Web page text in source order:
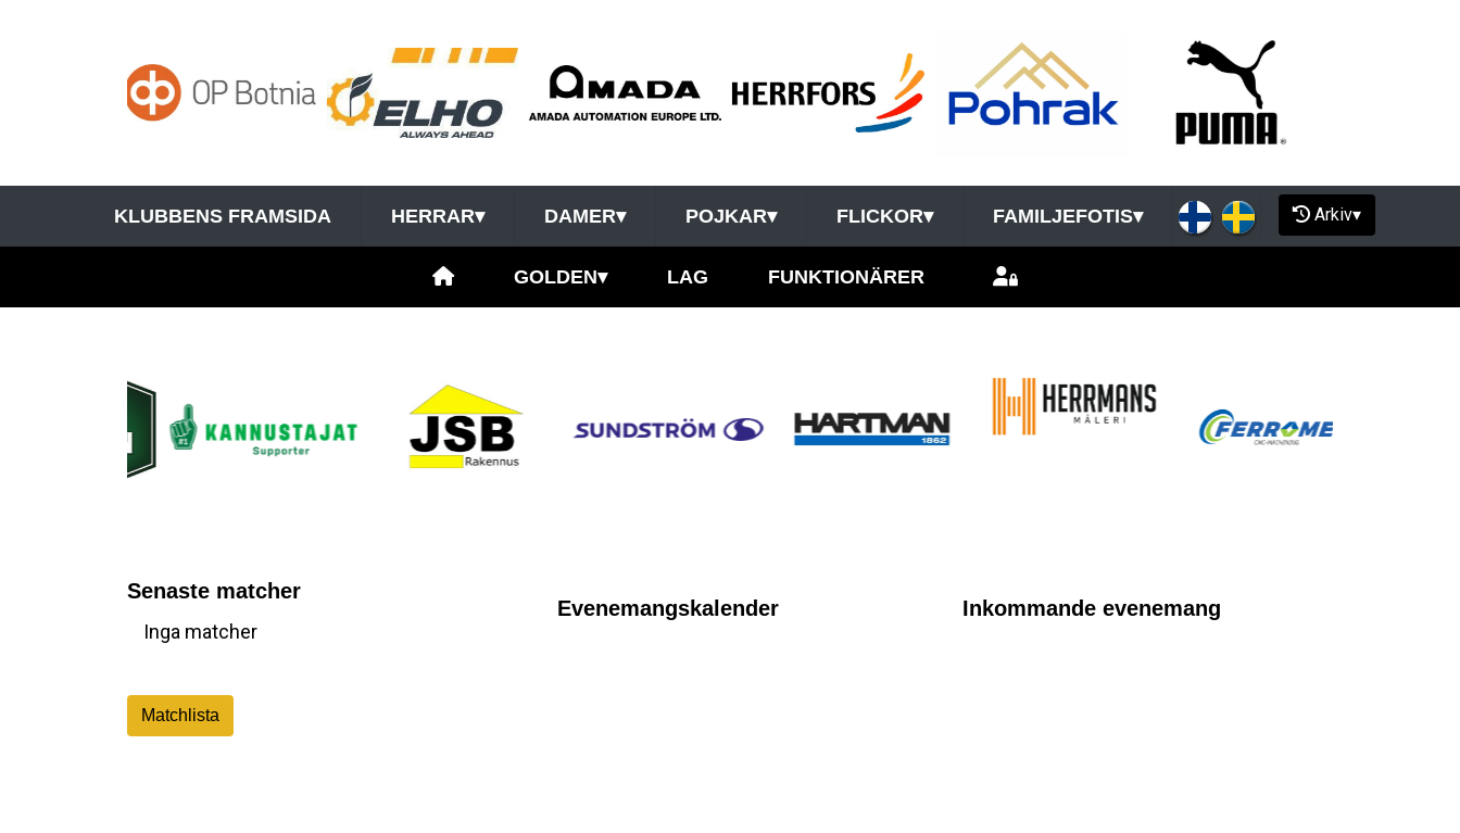
KLUBBENS FRAMSIDA HERRAR▾ DAMER▾ POJKAR▾ FLICKOR▾ FAMILJEFOTIS▾ Arkiv▾
GOLDEN▾ LAG FUNKTIONÄRER
Senaste matcher
Inga matcher
Matchlista
Evenemangskalender Inkommande evenemang